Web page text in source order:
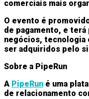
comerciais mais
O evento é
de pagamento, e terá
negócios, tecnologia
ser adquiridos pelo
Sobre a PipeRun
A PipeRun é uma
de relacionamento